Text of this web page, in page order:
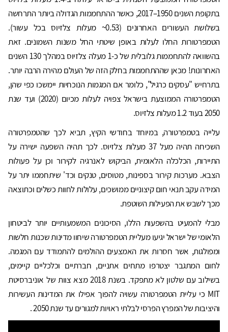
בתקופת השנים 1950–2017, כאשר ההתחממות הגדולה ביותר התרחשה
בשלושת העשורים האחרונים (0.53~ מעלות צלזיוס בכל עשור).
הטמפרטורות החלו לעלות באופן שיטתי החל משנות השמונים. זאת
בהשוואה להתחממות גלובלית של כ-1 מעלה צלזיוס במהלך 130 השנים
האחרונות! מכאן שההתחממות בחלק הזה של העולם מהירה הרבה יותר.
בתרחיש "עסקים כרגיל", כלומר אם המגמות הנוכחיות יימשכו כפי שהן,
הטמפרטורה הממוצעת בישראל צפויה לעלות מכיום (2020) ועד שנת
2050 בעוד 1.2 מעלות צלזיוס.
עלייה בטמפרטורה, במיוחד בחודשי הקיץ, תביא לכך שהטמפרטורה
השכיחה תהיה מעל 37 מעלות צלזיוס. לכך תהיה השפעה ישירה על
התיירות, הכלכלה הלאומית, הביקוש לאנרגיה לקירור וכן על פעולות
הצבא. מערכות קירור בספינות, מטוסים, טנקים וכד' שיתחממו יתר על
המידה עקב תנאי חום קיצוניים ממושכים, עלולות לחוות כשלים וכתוצאה
מכך לשבש את הפעילות השוטפת.
מבלי להמעיט בהשפעות הללו, הסיכונים המשמעותיים יותר לביטחון
הלאומי של ישראל יגיעו מעליית הטמפרטורה שיחוו מדינות שכנות חלשות
ומפולגות, אשר חסרות את האמצעים ההולמים להתמודד עם המגמה.
לחום המתגבר יצטרפו מתחים אתניים, חברתיים וכלכליים קיימים,
בשילוב עם שלטון לא מתפקד. בשנת 2018 מצא צוות של אוניברסיטת
MIT כי עליית הטמפרטורה עשויה להפוך אפילו את המדינות העשירות
והיציבות של המפרץ הפרסי לבלתי ראויות למגורים עד שנת 2050 .